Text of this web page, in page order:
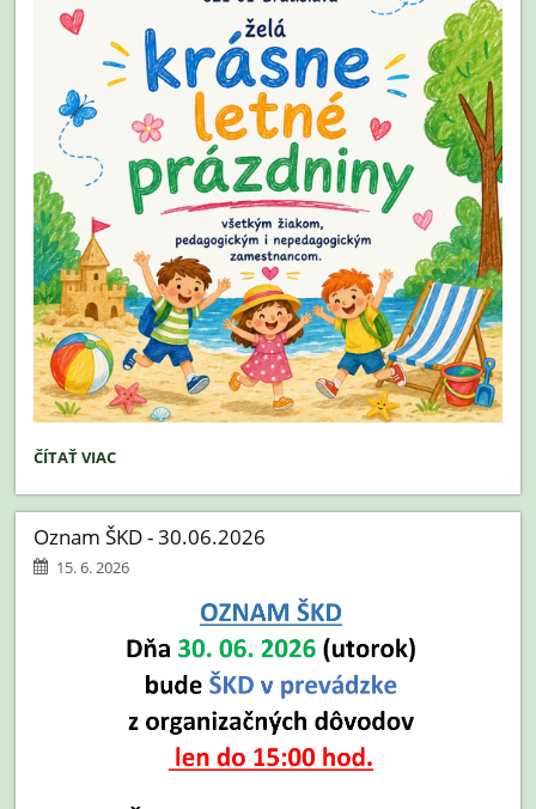
PRIANIE:
ČÍTAŤ VIAC
Oznam ŠKD - 30.06.2026
15. 6. 2026